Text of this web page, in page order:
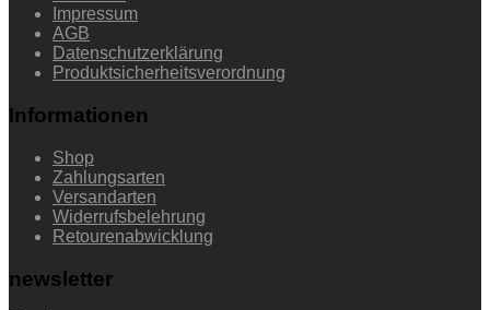
Impressum
AGB
Datenschutzerklärung
Produktsicherheitsverordnung
Informationen
Shop
Zahlungsarten
Versandarten
Widerrufsbelehrung
Retourenabwicklung
newsletter